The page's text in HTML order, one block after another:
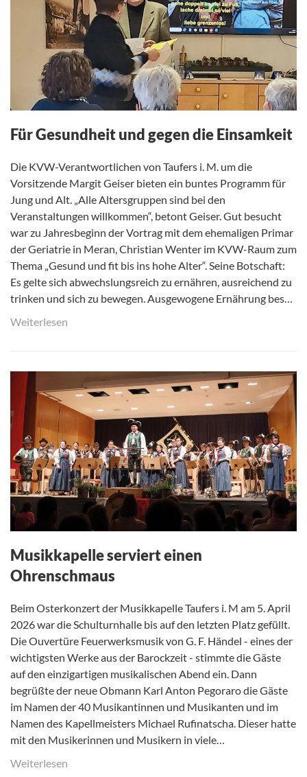
Für Gesundheit und gegen die Einsamkeit
Die KVW-Verantwortlichen von Taufers i. M. um die
Vorsitzende Margit Geiser bieten ein buntes Programm für
Jung und Alt. „Alle Altersgruppen sind bei den
Veranstaltungen willkommen“, betont Geiser. Gut besucht
war zu Jahresbeginn der Vortrag mit dem ehemaligen Primar
der Geriatrie in Meran, Christian Wenter im KVW-Raum zum
Thema „Gesund und fit bis ins hohe Alter“. Seine Botschaft:
Es gelte sich abwechslungsreich zu ernähren, ausreichend zu
trinken und sich zu bewegen. Ausgewogene Ernährung bes…
Weiterlesen
Musikkapelle serviert einen
Ohrenschmaus
Beim Osterkonzert der Musikkapelle Taufers i. M am 5. April
2026 war die Schulturnhalle bis auf den letzten Platz gefüllt.
Die Ouvertüre Feuerwerksmusik von G. F. Händel - eines der
wichtigsten Werke aus der Barockzeit - stimmte die Gäste
auf den einzigartigen musikalischen Abend ein. Dann
begrüßte der neue Obmann Karl Anton Pegoraro die Gäste
im Namen der 40 Musikantinnen und Musikanten und im
Namen des Kapellmeisters Michael Rufinatscha. Dieser hatte
mit den Musikerinnen und Musikern in viele…
Weiterlesen